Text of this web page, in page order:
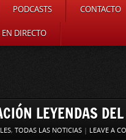
PODCASTS CONTACTO
DIRECTO
LEYENDAS
, TODAS LAS NOTICIAS | LEAVE A